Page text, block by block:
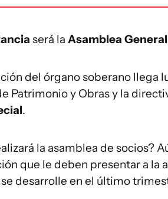
será la Asamblea
del órgano soberano llega
Patrimonio y Obras y la
.
la asamblea de socios?
que le deben presentar a la
desarrolle en el último